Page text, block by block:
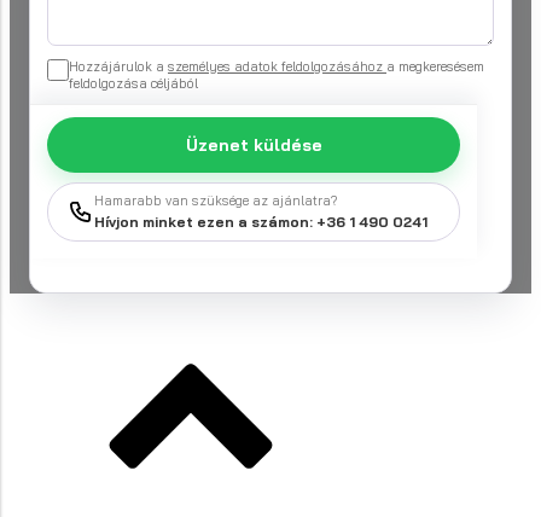
Hozzájárulok a személyes adatok feldolgozásához a megkeresésem
feldolgozása céljából
Üzenet küldése
Hamarabb van szüksége az ajánlatra?
Hívjon minket ezen a számon: +36 1 490 0241